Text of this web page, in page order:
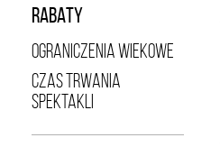
RABATY
OGRANICZENIA WIEKOWE
CZAS TRWANIA
SPEKTAKLI